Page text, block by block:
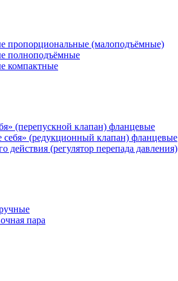
пропорциональные (малоподъёмные)
полноподъёмные
компактные
(перепускной клапан) фланцевые
себя» (редукционный клапан) фланцевые
действия (регулятор перепада давления)
пара